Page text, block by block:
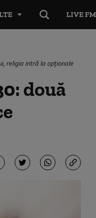
LIVE FM
religia intră la opționale
două